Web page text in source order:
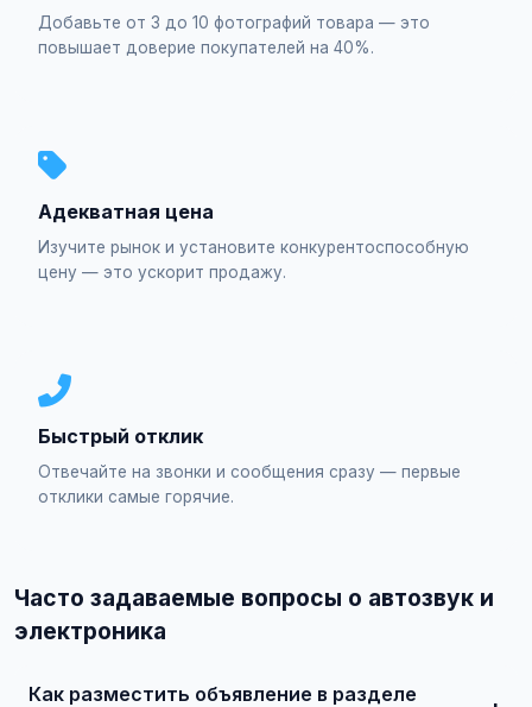
Добавьте от 3 до 10 фотографий товара — это
повышает доверие покупателей на 40%.
Адекватная цена
Изучите рынок и установите конкурентоспособную
цену — это ускорит продажу.
Быстрый отклик
Отвечайте на звонки и сообщения сразу — первые
отклики самые горячие.
Часто задаваемые вопросы о автозвук и
электроника
Как разместить объявление в разделе